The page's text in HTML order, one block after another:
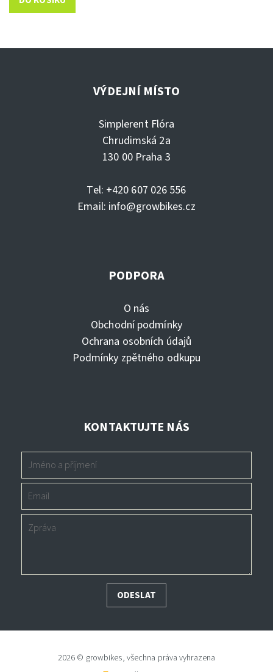
VÝDEJNÍ MÍSTO
Simplerent Flóra
Chrudimská 2a
130 00 Praha 3
Tel: +420 607 026 556
Email: info@growbikes.cz
PODPORA
O nás
Obchodní podmínky
Ochrana osobních údajů
Podmínky zpětného odkupu
KONTAKTUJTE NÁS
2026 © growbikes, všechna práva vyhrazena